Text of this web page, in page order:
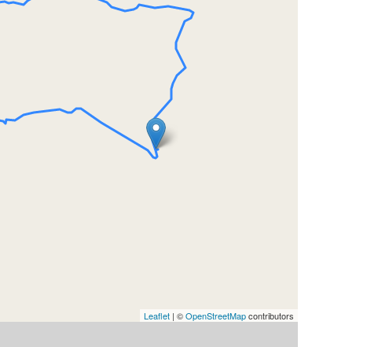
Leaflet | ©OpenStreetMapcontributors